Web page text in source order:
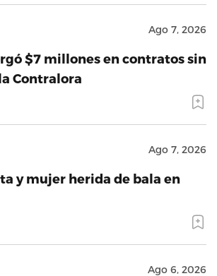
Ago 7, 2026
$7 millones en contratos sin
Contralora
Ago 7, 2026
y mujer herida de bala en
Ago 6, 2026